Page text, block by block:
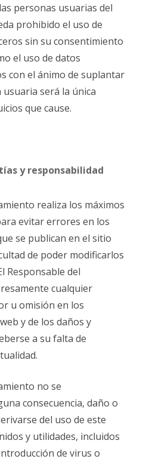
personas usuarias del
prohibido el uso de
sin su consentimiento
el uso de datos
con el ánimo de suplantar
usuaria será la única
que cause.
y responsabilidad
realiza los máximos
evitar errores en los
se publican en el sitio
de poder modificarlos
Responsable del
cualquier
u omisión en los
y de los daños y
a su falta de
no se
consecuencia, daño o
del uso de este
y utilidades, incluidos
de virus o